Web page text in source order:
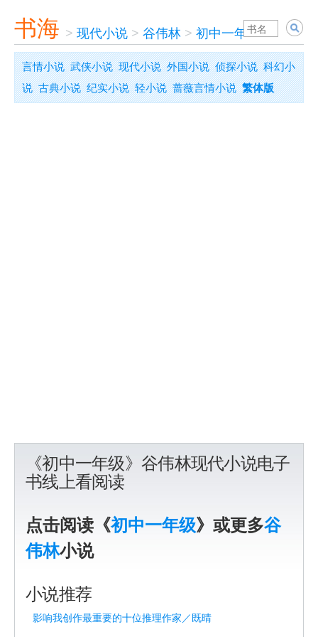
书海 > 现代小说 > 谷伟林 > 初中一年级
言情小说 武侠小说 现代小说 外国小说 侦探小说 科幻小
说 古典小说 纪实小说 轻小说 蔷薇言情小说 繁体版
《初中一年级》谷伟林现代小说电子
书线上看阅读
点击阅读《初中一年级》或更多谷
伟林小说
小说推荐
影响我创作最重要的十位推理作家／既晴